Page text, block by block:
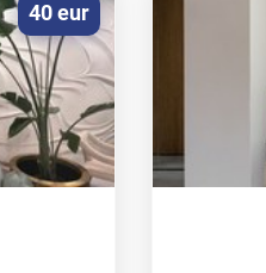
40 eur